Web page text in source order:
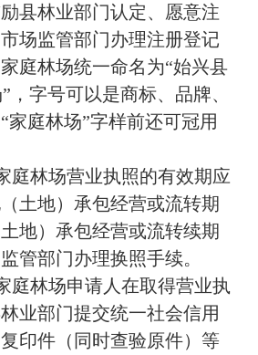
县林业部门认定、愿意注
场监管部门办理注册登记
庭林场统一命名为“始兴县
，字号可以是商标、品牌、
家庭林场”字样前还可冠用
庭林场营业执照的有效期应
土地）承包经营或流转期
地）承包经营或流转续期
管部门办理换照手续。
庭林场申请人在取得营业执
业部门提交统一社会信用
印件（同时查验原件）等